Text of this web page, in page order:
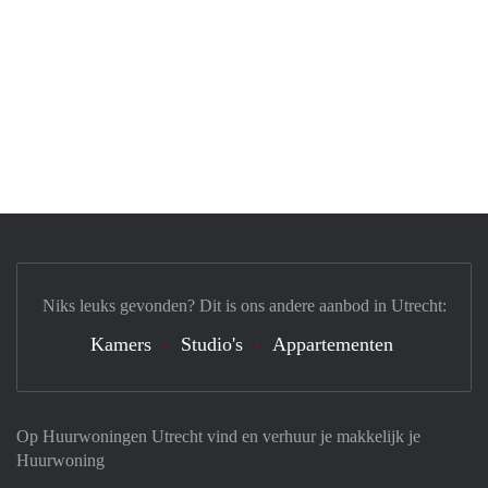
Op Huurwoningen Utrecht vind en verhuur je makkelijk je
Huurwoning
Niks leuks gevonden? Dit is ons andere aanbod in Utrecht:
Kamers Studio's Appartementen